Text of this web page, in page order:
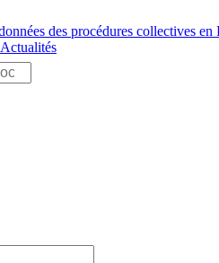
des procédures collectives en
Actualités